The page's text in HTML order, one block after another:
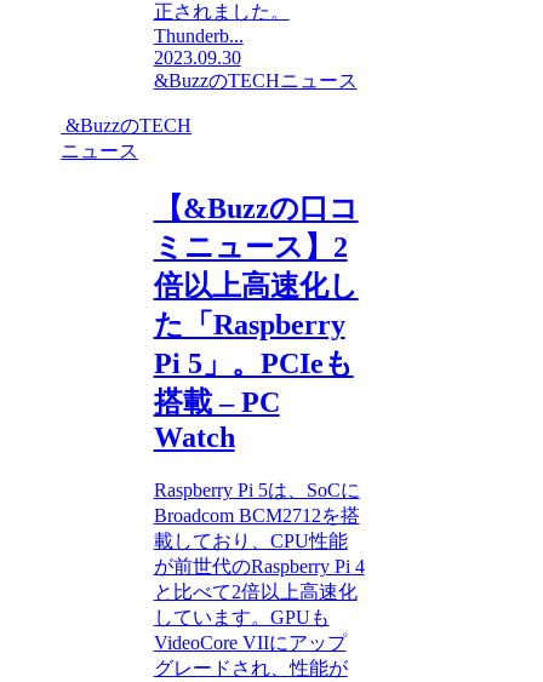
正されました。
Thunderb...
2023.09.30
&BuzzのTECHニュース
&BuzzのTECH
ニュース
【&Buzzの口コ
ミニュース】2
倍以上高速化し
た「Raspberry
Pi 5」。PCIeも
搭載 – PC
Watch
Raspberry Pi 5は、SoCに
Broadcom BCM2712を搭
載しており、CPU性能
が前世代のRaspberry Pi 4
と比べて2倍以上高速化
しています。GPUも
VideoCore VIIにアップ
グレードされ、性能が